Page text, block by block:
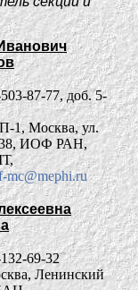
87-77, доб. 5-
1, Москва, ул.
38, ИОФ РАН,
mc@mephi.ru
69-32
Ленинский